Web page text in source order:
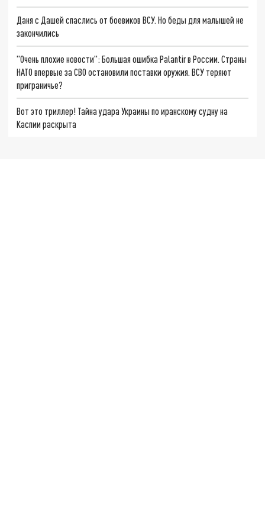
Даня с Дашей спаслись от боевиков ВСУ. Но беды для малышей не
закончились
"Очень плохие новости": Большая ошибка Palantir в России. Страны
НАТО впервые за СВО остановили поставки оружия. ВСУ теряют
приграничье?
Вот это триллер! Тайна удара Украины по иранскому судну на
Каспии раскрыта